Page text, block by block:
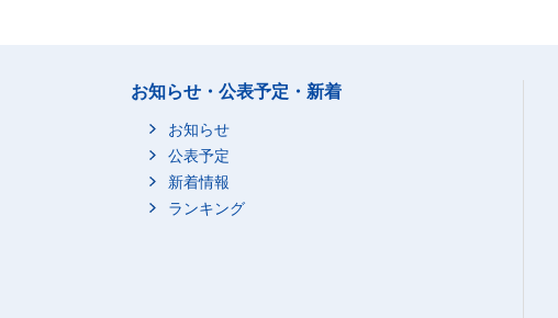
お知らせ・公表予定・新着
お知らせ
公表予定
新着情報
ランキング